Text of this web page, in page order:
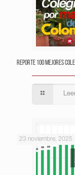
Reporte 100 Mejores
23 noviembre, 2025